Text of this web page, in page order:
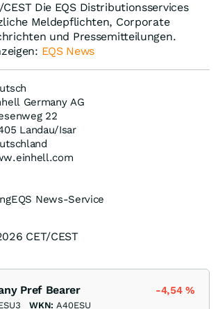
Die EQS Distributionsservices
Meldepflichten, Corporate
und Pressemitteilungen.
EQS News
Germany AG
22
Landau/Isar
EQS News-Service
CET/CEST
Pref Bearer -4,54%
WKN: A40ESU